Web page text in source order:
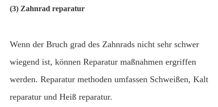
(3) Zahnrad reparatur
Wenn der Bruch grad des Zahnrads nicht sehr schwer
wiegend ist, können Reparatur maßnahmen ergriffen
werden. Reparatur methoden umfassen Schweißen, Kalt
reparatur und Heiß reparatur.